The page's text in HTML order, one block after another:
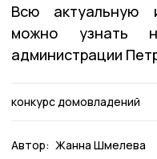
Всю актуальную
можно узнать
администрации
конкурс домовладений
Автор: Жанна Шмелева